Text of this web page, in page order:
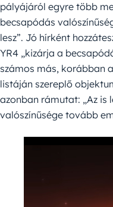
pályájáról egyre több
becsapódás
lesz”. Jó hírként
YR4 „kizárja a
számos más, korábban
listáján szereplő
azonban rámutat: „Az is
valószínűsége tovább